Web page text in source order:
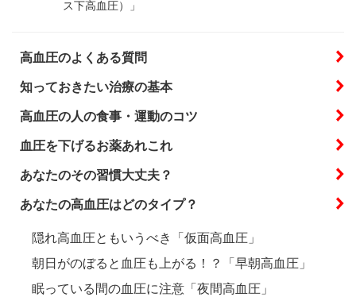
ス下高血圧）」
高血圧のよくある質問
知っておきたい治療の基本
高血圧の人の食事・運動のコツ
血圧を下げるお薬あれこれ
あなたのその習慣大丈夫？
あなたの高血圧はどのタイプ？
隠れ高血圧ともいうべき「仮面高血圧」
朝日がのぼると血圧も上がる！？「早朝高血圧」
眠っている間の血圧に注意「夜間高血圧」